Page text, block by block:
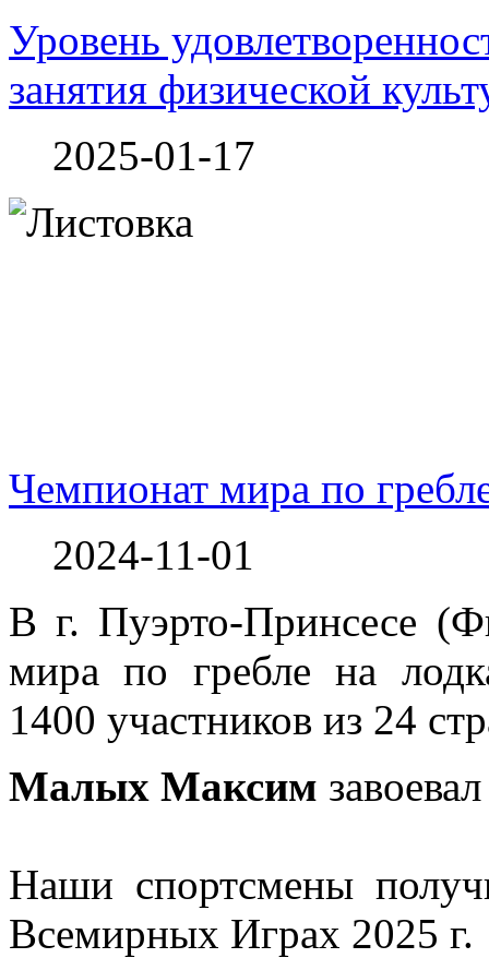
Уровень
занятия физической
2025-01-17
Чемпионат мира по
2024-11-01
В г. Пуэрто-Принсесе
мира по гребле на
1400 участников из 24
Малых Максим
Наши спортсмены
Всемирных Играх 2025 г.